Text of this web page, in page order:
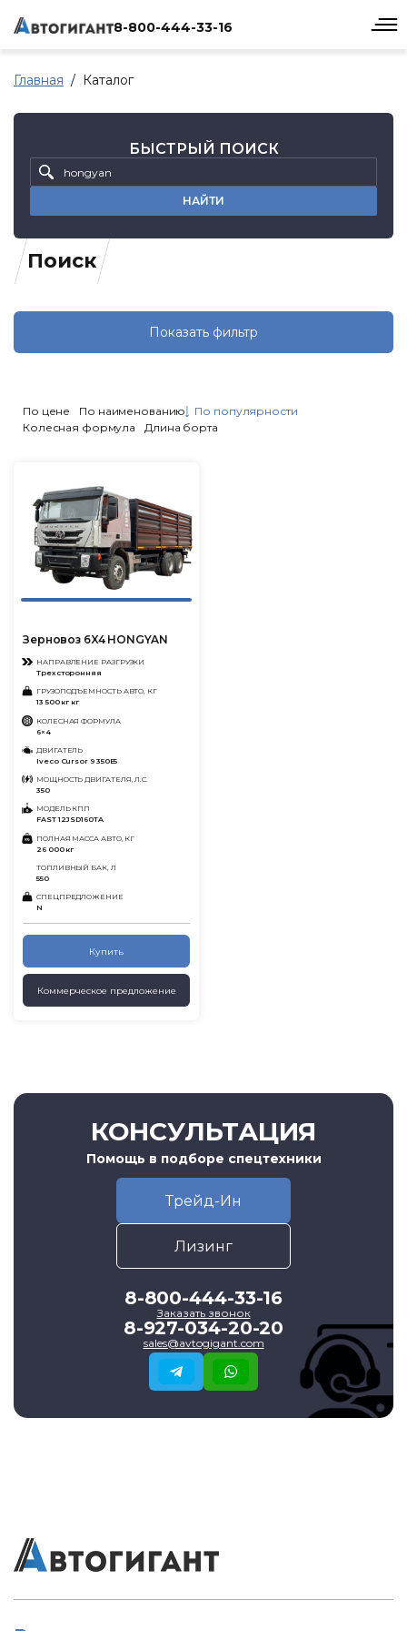
8-800-444-33-16
Главная Каталог
Поиск
БЫСТРЫЙ ПОИСК
НАЙТИ
Показать фильтр
По цене По наименованию
По популярности
Колесная формула
Длина борта
Зерновоз 6X4 HONGYAN
НАПРАВЛЕНИЕ РАЗГРУЗКИ
Трехсторонняя
ГРУЗОПОДЪЕМНОСТЬ АВТО, КГ
13 500 кг кг
КОЛЕСНАЯ ФОРМУЛА
6×4
ДВИГАТЕЛЬ
Iveco Cursor 9 350E5
МОЩНОСТЬ ДВИГАТЕЛЯ, Л.С.
350
МОДЕЛЬ КПП
FAST 12JSD160TA
ПОЛНАЯ МАССА АВТО, КГ
26 000 кг
ТОПЛИВНЫЙ БАК, Л
550
СПЕЦПРЕДЛОЖЕНИЕ
N
Купить
Коммерческое предложение
КОНСУЛЬТАЦИЯ
Помощь в подборе спецтехники
Трейд-Ин
Лизинг
8-800-444-33-16
Заказать звонок
8-927-034-20-20
sales@avtogigant.com